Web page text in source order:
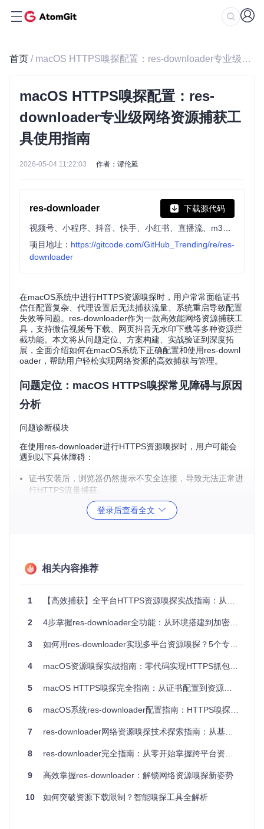
首页 / macOS HTTPS嗅探配置：res-downloader专业级网络资源捕获工具使用指南
macOS HTTPS嗅探配置：res-
downloader专业级网络资源捕获工
具使用指南
2026-05-04 11:22:03 作者：谭伦延
res-downloader 下载源代码
项目地址： https://gitcode.com/GitHub_Trending/re/res-
downloader
在macOS系统中进行HTTPS资源嗅探时，用户常常面临证书
信任配置复杂、代理设置后无法捕获流量、系统重启导致配置
失效等问题。res-downloader作为一款高效能网络资源捕获工
具，支持微信视频号下载、网页抖音无水印下载等多种资源拦
截功能。本文将从问题定位、方案构建、实战验证到深度拓
展，全面介绍如何在macOS系统下正确配置和使用res-downl
oader，帮助用户轻松实现网络资源的高效捕获与管理。
问题定位：macOS HTTPS嗅探常见障碍与原因
分析
问题诊断模块
在使用res-downloader进行HTTPS资源嗅探时，用户可能会
遇到以下具体障碍：
证书安装后，浏览器仍然提示不安全连接，导致无法正常进
行HTTPS流量捕获。
代理设置完成后，res-downloader无法捕获到任何HTTPS
流量，资源列表为空。
及操作步骤存在差异，导致配置困难。
技术原理简述
ownloader作为客户端和服务器之间的中介。当客户端与服务
书，用于解密和重新加密HTTPS流量，从而实现对网络资源的
中间证书，否则浏览器等应用会因证书不受信任而拒绝连接。
常见误区警示
认为安装证书后就一定能信任，忽略了在macOS系统中需
要手动将证书设置为"始终信任"。
用冲突，无法正常启用代理。
在配置过程中，未保存设置就直接启动代理，导致配置不
对不同macOS版本的证书管理和代理设置差异不了解，使
方案构建：res-downloader核心配置与证书信
登录后查看全文
相关内容推荐
1 【高效捕获】全平台HTTPS资源嗅探实战指南：从配置优化到多场景应用
2 4步掌握res-downloader全功能：从环境搭建到加密资源解密的实践指南
3 如何用res-downloader实现多平台资源嗅探？5个专业技巧全解析
4 macOS资源嗅探实战指南：零代码实现HTTPS抓包与多平台资源下载
5 macOS HTTPS嗅探完全指南：从证书配置到资源拦截实战
6 macOS系统res-downloader配置指南：HTTPS嗅探与视频下载全攻略
7 res-downloader网络资源嗅探技术探索指南：从基础到高级应用
8 res-downloader完全指南：从零开始掌握跨平台资源下载
9 高效掌握res-downloader：解锁网络资源嗅探新姿势
10 如何突破资源下载限制？智能嗅探工具全解析